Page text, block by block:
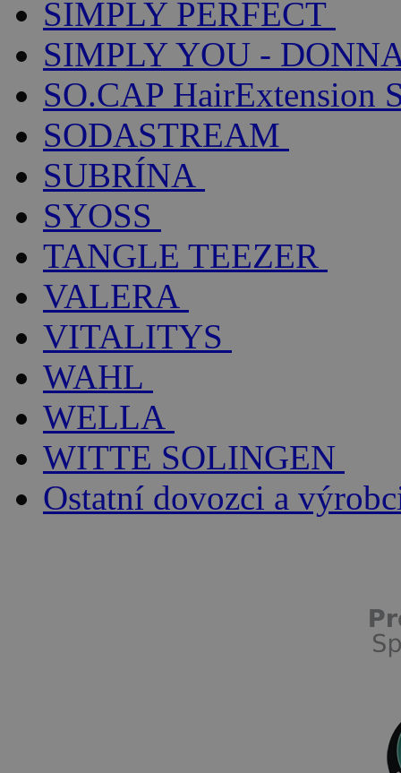
SIMPLY PERFECT
SIMPLY YOU -
SO.CAP HairExtension
SODASTREAM
SUBRÍNA
SYOSS
TANGLE TEEZER
VALERA
VITALITYS
WAHL
WELLA
WITTE SOLINGEN
Ostatní dovozci a